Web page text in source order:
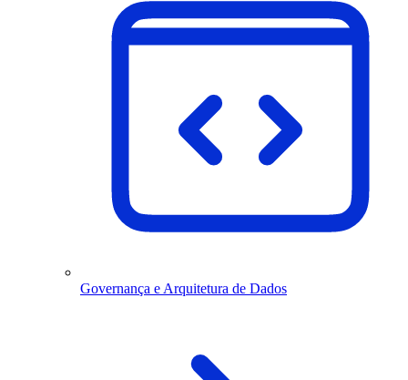
Governança e Arquitetura de Dados